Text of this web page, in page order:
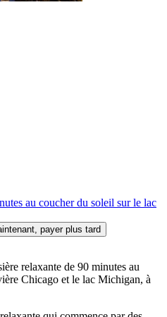
au coucher du soleil sur le lac
payer plus tard
relaxante de 90 minutes au
Chicago et le lac Michigan, à